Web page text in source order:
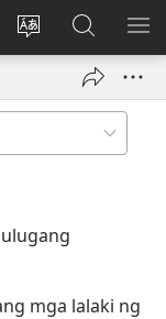
Baguhin
ng
Mag-
log
bubukas
sa
JW.ORG
mga lalaki ng